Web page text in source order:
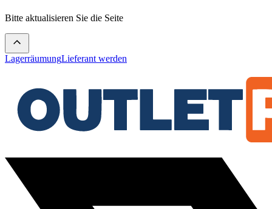
Bitte aktualisieren Sie die Seite
LagerräumungLieferant werden